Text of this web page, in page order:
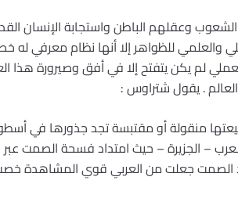
وعقلهم الباطن واستجابة الإنسان
والعلمي للظواهر إلا أنها نظام معرفي له
. يقول شتراوس :
– الجزيرة – حيث امتداد فسحة الصمت
جعلت من العربي قوي المشاهدة خصب